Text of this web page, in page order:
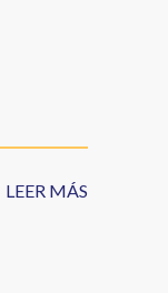
LEER MÁS